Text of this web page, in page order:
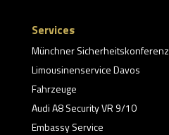
Services
Münchner Sicherheitskonferenz
Limousinenservice Davos
Fahrzeuge
Audi A8 Security VR 9/10
Embassy Service